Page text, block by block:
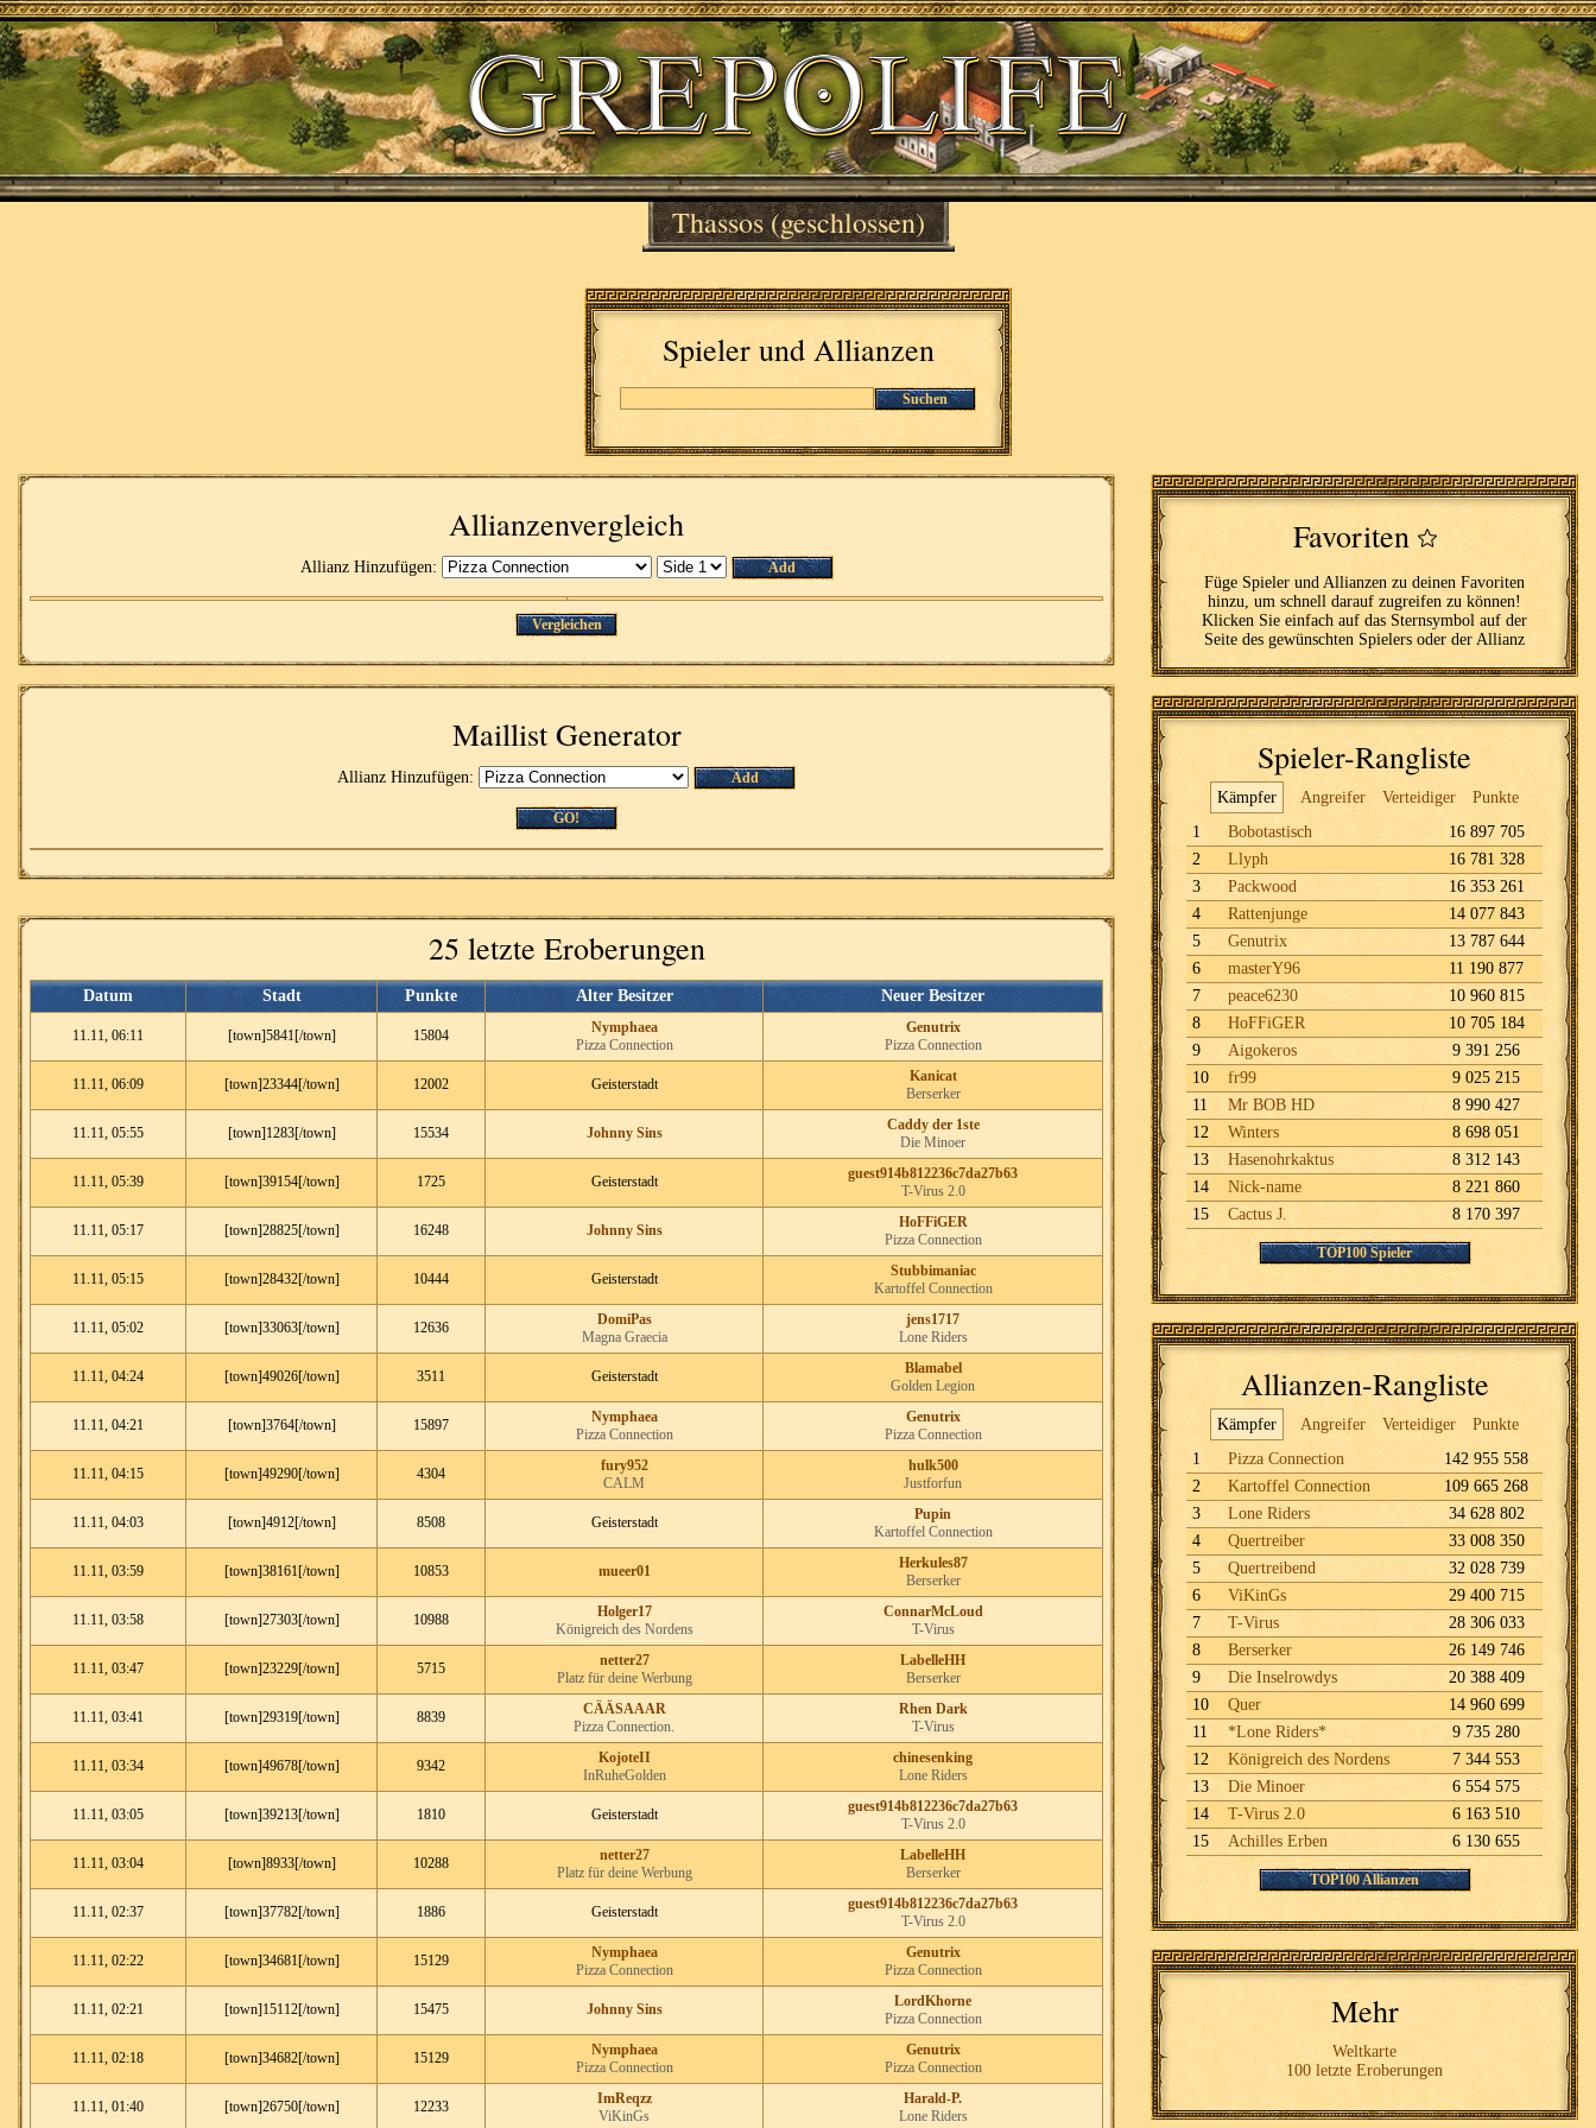
Thassos(geschlossen)
Spieler und Allianzen
Suchen
Allianzenvergleich
Allianz Hinzufügen: Add
Vergleichen
Maillist Generator
Allianz Hinzufügen: Add
GO!
25 letzte Eroberungen
Datum Stadt Punkte Alter Besitzer Neuer Besitzer
11.11, 06:11 [town]5841[/town] 15804
Nymphaea
Pizza Connection
Genutrix
Pizza Connection
11.11, 06:09 [town]23344[/town] 12002 Geisterstadt
Kanicat
Berserker
11.11, 05:55 [town]1283[/town] 15534 Johnny Sins
Caddy der 1ste
Die Minoer
11.11, 05:39 [town]39154[/town] 1725 Geisterstadt
guest914b812236c7da27b63
T-Virus 2.0
11.11, 05:17 [town]28825[/town] 16248 Johnny Sins
HoFFiGER
Pizza Connection
11.11, 05:15 [town]28432[/town] 10444 Geisterstadt
Stubbimaniac
Kartoffel Connection
11.11, 05:02 [town]33063[/town] 12636
DomiPas
Magna Graecia
jens1717
Lone Riders
11.11, 04:24 [town]49026[/town] 3511 Geisterstadt
Blamabel
Golden Legion
11.11, 04:21 [town]3764[/town] 15897
Nymphaea
Pizza Connection
Genutrix
Pizza Connection
11.11, 04:15 [town]49290[/town] 4304
fury952
CALM
hulk500
Justforfun
11.11, 04:03 [town]4912[/town] 8508 Geisterstadt
Pupin
Kartoffel Connection
11.11, 03:59 [town]38161[/town] 10853 mueer01
Herkules87
Berserker
11.11, 03:58 [town]27303[/town] 10988
Holger17
Königreich des Nordens
ConnarMcLoud
T-Virus
11.11, 03:47 [town]23229[/town] 5715
netter27
Platz für deine Werbung
LabelleHH
Berserker
11.11, 03:41 [town]29319[/town] 8839
CÄÄSAAAR
Pizza Connection.
Rhen Dark
T-Virus
11.11, 03:34 [town]49678[/town] 9342
KojoteII
InRuheGolden
chinesenking
Lone Riders
11.11, 03:05 [town]39213[/town] 1810 Geisterstadt
guest914b812236c7da27b63
T-Virus 2.0
11.11, 03:04 [town]8933[/town] 10288
netter27
Platz für deine Werbung
LabelleHH
Berserker
11.11, 02:37 [town]37782[/town] 1886 Geisterstadt
guest914b812236c7da27b63
T-Virus 2.0
11.11, 02:22 [town]34681[/town] 15129
Nymphaea
Pizza Connection
Genutrix
Pizza Connection
11.11, 02:21 [town]15112[/town] 15475 Johnny Sins
LordKhorne
Pizza Connection
11.11, 02:18 [town]34682[/town] 15129
Nymphaea
Pizza Connection
Genutrix
Pizza Connection
11.11, 01:40 [town]26750[/town] 12233
ImReqzz
ViKinGs
Harald-P.
Lone Riders
Favoriten
Füge Spieler und Allianzen zu deinen Favoriten
hinzu, um schnell darauf zugreifen zu können!
Klicken Sie einfach auf das Sternsymbol auf der
Seite des gewünschten Spielers oder der Allianz
Spieler-Rangliste
Kämpfer Angreifer Verteidiger
Punkte
1
Bobotastisch
16 897 705
2
Llyph
16 781 328
3
Packwood
16 353 261
4
Rattenjunge
14 077 843
5
Genutrix
13 787 644
6
masterY96
11 190 877
7
peace6230
10 960 815
8
HoFFiGER
10 705 184
9
Aigokeros
9 391 256
10
fr99
9 025 215
11
Mr BOB HD
8 990 427
12
Winters
8 698 051
13
Hasenohrkaktus
8 312 143
14
Nick-name
8 221 860
15
Cactus J. 8 170 397
TOP100 Spieler
Allianzen-Rangliste
Kämpfer Angreifer Verteidiger
Punkte
1
Pizza Connection
142 955 558
2
Kartoffel Connection
109 665 268
3
Lone Riders
34 628 802
4
Quertreiber
33 008 350
5
Quertreibend
32 028 739
6
ViKinGs
29 400 715
7
T-Virus
28 306 033
8
Berserker
26 149 746
9
Die Inselrowdys
20 388 409
10
Quer
14 960 699
11
*Lone Riders*
9 735 280
12
Königreich des Nordens
7 344 553
13
Die Minoer
6 554 575
14
T-Virus 2.0
6 163 510
15
Achilles Erben 6 130 655
TOP100 Allianzen
Mehr
Weltkarte
100 letzte Eroberungen